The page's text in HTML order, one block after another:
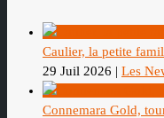
Caulier, la petite
29 Juil 2026 | Les
Connemara Gold,